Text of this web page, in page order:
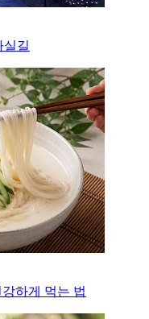
실길
하게 먹는 법